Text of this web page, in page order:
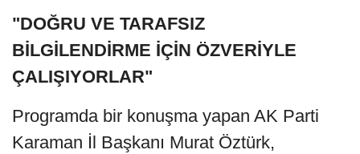
"DOĞRU VE TARAFSIZ
BİLGİLENDİRME İÇİN ÖZVERİYLE
ÇALIŞIYORLAR"
Programda bir konuşma yapan AK Parti
Karaman İl Başkanı Murat Öztürk,